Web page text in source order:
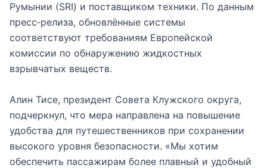
Румынии (SRI) и поставщиком техники. По данным
пресс‑релиза, обновлённые системы
соответствуют требованиям Европейской
комиссии по обнаружению жидкостных
взрывчатых веществ.
Алин Тисе, президент Совета Клужского округа,
подчеркнул, что мера направлена на повышение
удобства для путешественников при сохранении
высокого уровня безопасности. «Мы хотим
обеспечить пассажирам более плавный и удобный